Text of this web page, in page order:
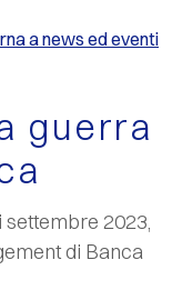
a news ed eventi
guerra
2023,
di Banca